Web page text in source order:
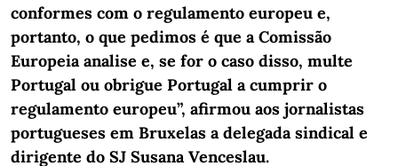
conformes com o regulamento europeu e,
portanto, o que pedimos é que a Comissão
Europeia analise e, se for o caso disso, multe
Portugal ou obrigue Portugal a cumprir o
regulamento europeu”, afirmou aos jornalistas
portugueses em Bruxelas a delegada sindical e
dirigente do SJ Susana Venceslau.